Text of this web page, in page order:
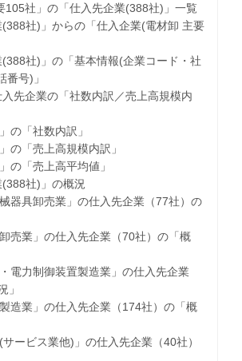
社」の「仕入先企業(388社)」一覧
社)」からの「仕入企業(電材卸 主要
社)」の「基本情報(企業コード・社
番号)」
先企業の「社数内訳／売上高規模内
「社数内訳」
「売上高規模内訳」
「売上高平均値」
社)」の概況
具卸売業」の仕入先企業（77社）の
業」の仕入先企業（70社）の「概
力制御装置製造業」の仕入先企業
」
業」の仕入先企業（174社）の「概
ビス業他)」の仕入先企業（40社）